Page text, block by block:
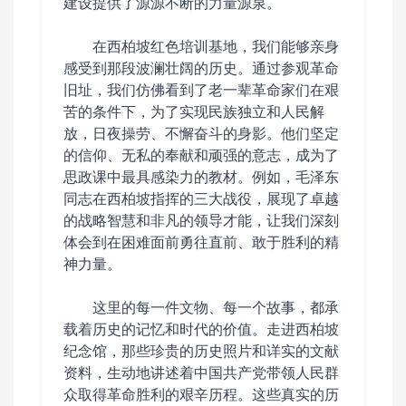
在西柏坡红色培训基地，我们能够亲身
感受到那段波澜壮阔的历史。通过参观革命
旧址，我们仿佛看到了老一辈革命家们在艰
苦的条件下，为了实现民族独立和人民解
放，日夜操劳、不懈奋斗的身影。他们坚定
的信仰、无私的奉献和顽强的意志，成为了
思政课中最具感染力的教材。例如，毛泽东
同志在西柏坡指挥的三大战役，展现了卓越
的战略智慧和非凡的领导才能，让我们深刻
体会到在困难面前勇往直前、敢于胜利的精
神力量。
这里的每一件文物、每一个故事，都承
载着历史的记忆和时代的价值。走进西柏坡
纪念馆，那些珍贵的历史照片和详实的文献
资料，生动地讲述着中国共产党带领人民群
众取得革命胜利的艰辛历程。这些真实的历